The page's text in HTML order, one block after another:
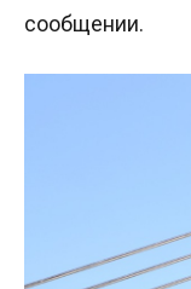
сообщении.